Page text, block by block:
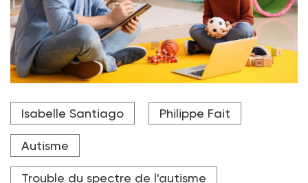
Les corapporteurs demandent notamment à garantir
l'effectivité et l'interdiction de pratiques, comme le
condamnée.
Crédit photo Pixel-Shot - stock.adobe.com
Isabelle Santiago Philippe Fait
Autisme
Trouble du spectre de l'autisme